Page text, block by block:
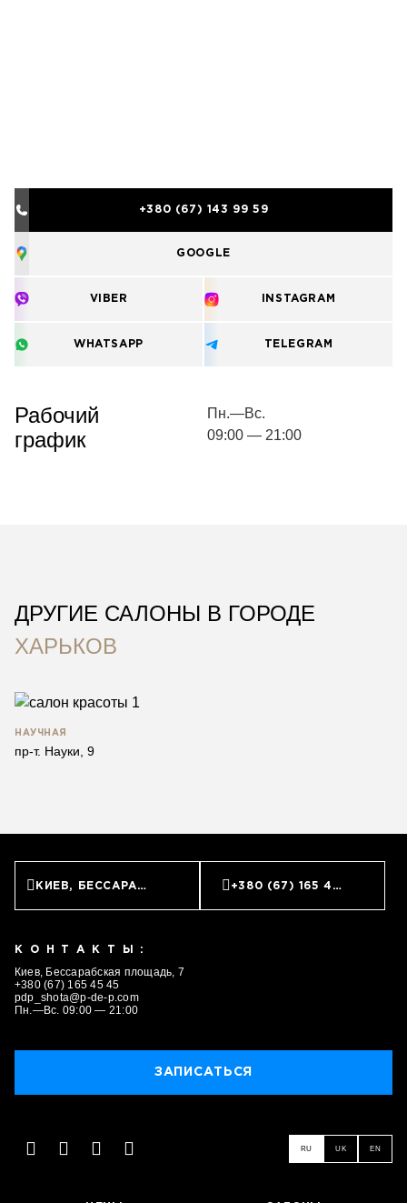
+380 (67) 143 99 59
GOOGLE
VIBER INSTAGRAM
WHATSAPP TELEGRAM
Рабочий
график
Пн.—Вс.
09:00 — 21:00
ДРУГИЕ САЛОНЫ В ГОРОДЕ
ХАРЬКОВ
НАУЧНАЯ
пр-т. Науки, 9
КИЕВ, БЕССАРАБСКАЯ ПЛОЩАДЬ, 7 +380 (67) 165 45 45
КОНТАКТЫ:
Киев, Бессарабская площадь, 7
+380 (67) 165 45 45
pdp_shota@p-de-p.com
Пн.—Вс. 09:00 — 21:00
ЗАПИСАТЬСЯ
RU UK EN